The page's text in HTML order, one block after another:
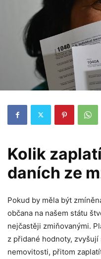
Kolik
daních ze
Pokud by měla být
občana na našem státu
nejčastěji zmiňovanými.
z přidané hodnoty,
nemovitosti, přitom